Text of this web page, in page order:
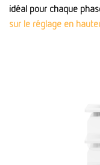
idéal pour chaque
sur le réglage en